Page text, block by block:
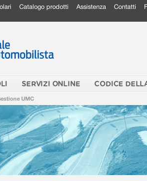
Catalogo prodotti Assistenza Contatti
SERVIZI ONLINE CODICE
UMC